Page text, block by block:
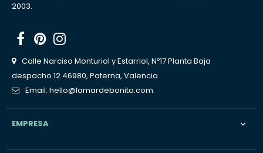
2003.
FacebookPinterest
Calle Narciso Monturiol y Estarriol, Nº17 Planta Baja
despacho 12 46980, Paterna, Valencia
Email: hello@lamardebonita.com
EMPRESA 